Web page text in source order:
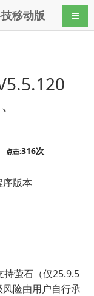
移动版 导航
点击:316次
版本
持萤石（仅25.9.5
险由用户自行承